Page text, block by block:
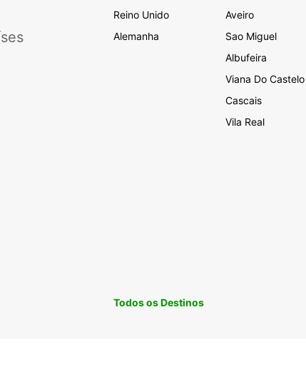
Reino Unido
Alemanha
Aveiro
Sao Miguel
Albufeira
Viana Do Castelo
Cascais
Vila Real
Todos os Destinos